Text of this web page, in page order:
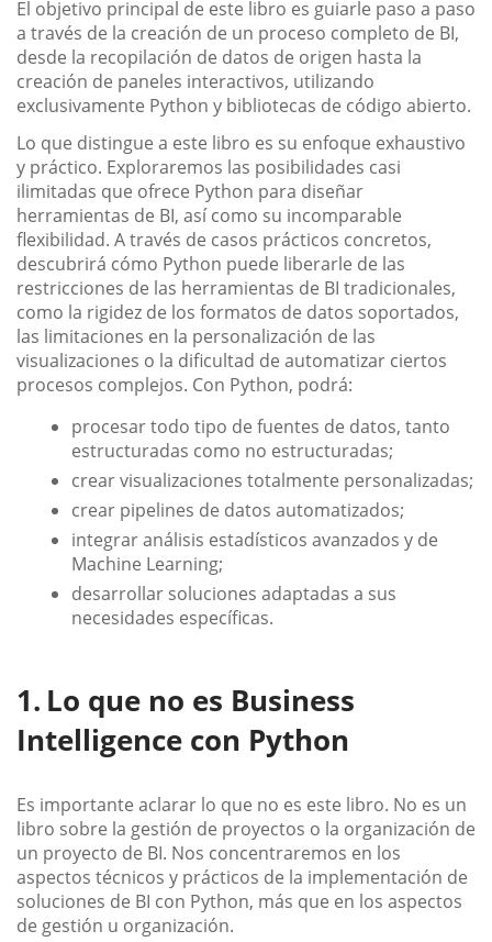
El objetivo principal de este libro es guiarle paso a paso
a través de la creación de un proceso completo de BI,
desde la recopilación de datos de origen hasta la
creación de paneles interactivos, utilizando
exclusivamente Python y bibliotecas de código abierto.
Lo que distingue a este libro es su enfoque exhaustivo
y práctico. Exploraremos las posibilidades casi
ilimitadas que ofrece Python para diseñar
herramientas de BI, así como su incomparable
flexibilidad. A través de casos prácticos concretos,
descubrirá cómo Python puede liberarle de las
restricciones de las herramientas de BI tradicionales,
como la rigidez de los formatos de datos soportados,
las limitaciones en la personalización de las
visualizaciones o la dificultad de automatizar ciertos
procesos complejos. Con Python, podrá:
procesar todo tipo de fuentes de datos, tanto
estructuradas como no estructuradas;
crear visualizaciones totalmente personalizadas;
crear pipelines de datos automatizados;
integrar análisis estadísticos avanzados y de
Machine Learning;
desarrollar soluciones adaptadas a sus
necesidades específicas.
Lo que no es Business
Intelligence con Python
Es importante aclarar lo que no es este libro. No es un
libro sobre la gestión de proyectos o la organización de
un proyecto de BI. Nos concentraremos en los
aspectos técnicos y prácticos de la implementación de
soluciones de BI con Python, más que en los aspectos
de gestión u organización.